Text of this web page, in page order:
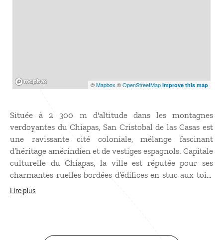
©Mapbox ©OpenStreetMap Improve this map
Située à 2 300 m d'altitude dans les montagnes
verdoyantes du Chiapas, San Cristobal de las Casas est
une ravissante cité coloniale, mélange fascinant
d’héritage amérindien et de vestiges espagnols. Capitale
culturelle du Chiapas, la ville est réputée pour ses
charmantes ruelles bordées d’édifices en stuc aux toits
recouverts de tuiles rouges. Certaines églises, comme
pour la présence des Indiens tzeltals et tzotzils aux
Lire plus